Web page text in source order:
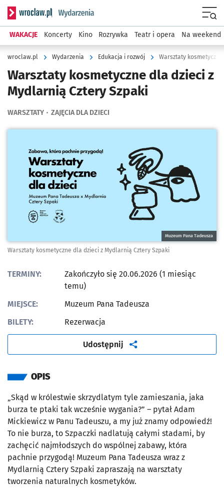
Serwis informacyjny wroclaw.pl podserwis: Wydarzenia
WAKACJE Koncerty Kino Rozrywka Teatr i opera Na weekend
wroclaw.pl Wydarzenia Edukacja i rozwój Warsztaty
Warsztaty kosmetyczne dla dzieci z
Mydlarnią Cztery Szpaki
WARSZTATY ZAJĘCIA DLA DZIECI
Muzeum Pana Tadeusza
Warsztaty kosmetyczne dla dzieci z Mydlarnią Cztery Szpaki
TERMINY:
Zakończyło się 20.06.2026 (1 miesiąc
temu)
MIEJSCE:
Muzeum Pana Tadeusza
BILETY:
Rezerwacja
Udostępnij artykuł
OPIS
„Skąd w królestwie skrzydlatym tyle zamieszania, jaka
burza te ptaki tak wcześnie wygania?” – pytał Adam
Mickiewicz w Panu Tadeuszu, a my już znamy odpowiedź!
To nie burza, to Szpaczki nadlatują całymi stadami, by
zachęcić najmłodszych do wspólnej zabawy, która
pachnie przygodą! Muzeum Pana Tadeusza wraz z
Mydlarnią Cztery Szpaki zapraszają na warsztaty
tworzenia naturalnych kosmetyków.